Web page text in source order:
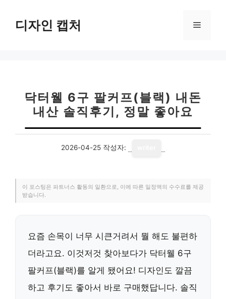
디자인 캡처 메
닥터웰 6구 팔커프(블랙) 내돈
내산 솔직후기, 정말 좋아요
2026-04-25 작성자:
이 포스팅은 파트너스 활동의 일환으로, 이에 따른 일정액의 수수료를 제공
받습니다.
요즘 손목이 너무 시큰거려서 뭘 해도 불편하
더라고요. 이것저것 찾아보다가 닥터웰 6구
팔커프(블랙)를 알게 됐어요! 디자인도 깔끔
하고 후기도 좋아서 바로 구매했답니다. 솔직